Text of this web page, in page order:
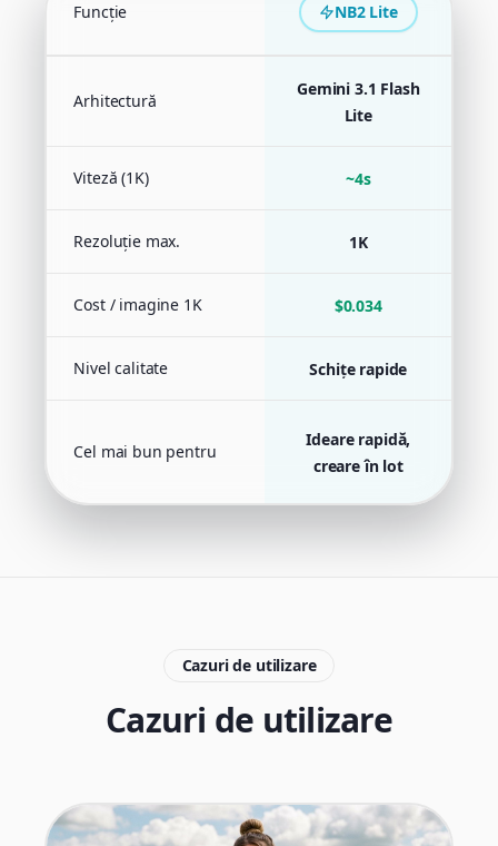
Funcție NB2 Lite
Arhitectură
Gemini 3.1 Flash
Lite
Viteză (1K) ~4s
Rezoluție max. 1K
Cost / imagine 1K $0.034
Nivel calitate Schițe rapide
Cel mai bun pentru
Ideare rapidă,
creare în lot
Cazuri de utilizare
Cazuri de utilizare